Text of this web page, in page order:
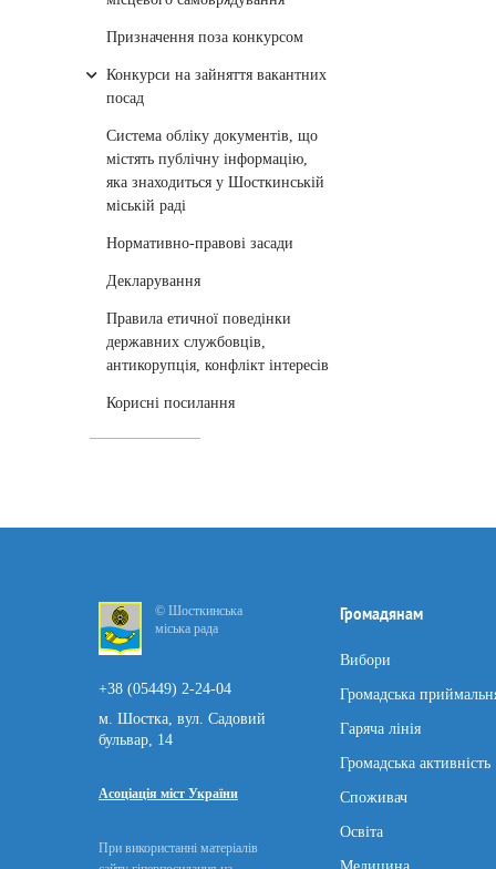
Призначення поза конкурсом
Конкурси на зайняття вакантних
посад
Cистема обліку документів, що
містять публічну інформацію,
яка знаходиться у Шосткинській
міській раді
Нормативно-правові засади
Декларування
Правила етичної поведінки
державних службовців,
антикорупція, конфлікт інтересів
Корисні посилання
© Шосткинська
міська рада
+38 (05449) 2-24-04
м. Шостка, вул. Садовий
бульвар, 14
Асоціація міст України
При використанні матеріалів
Громадянам
Вибори
Громадська
Гаряча лінія
Громадська активність
Споживач
Освіта